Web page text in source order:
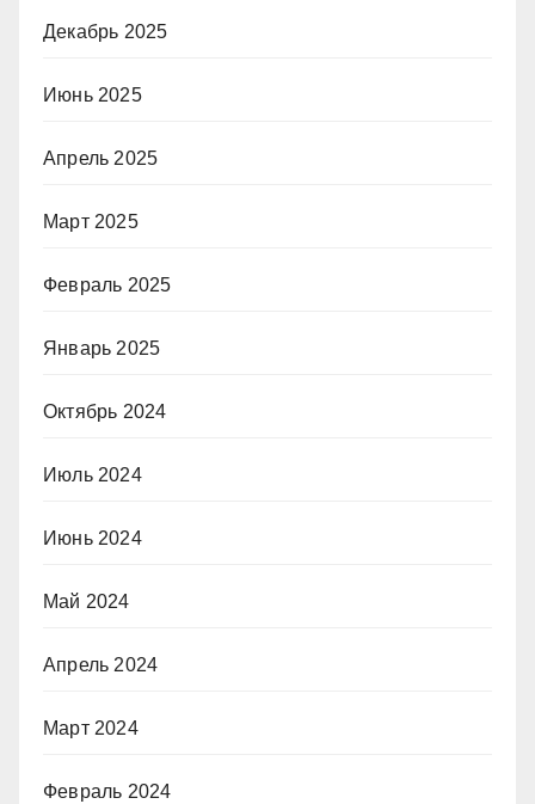
Декабрь 2025
Июнь 2025
Апрель 2025
Март 2025
Февраль 2025
Январь 2025
Октябрь 2024
Июль 2024
Июнь 2024
Май 2024
Апрель 2024
Март 2024
Февраль 2024